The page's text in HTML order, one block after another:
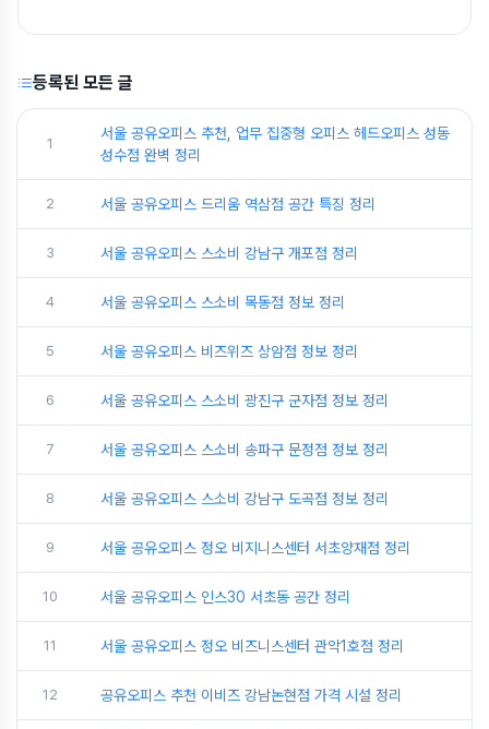
등록된 모든 글
1
서울 공유오피스 추천, 업무 집중형 오피스 헤드오피스 성동
성수점 완벽 정리
2 서울 공유오피스 드리움 역삼점 공간 특징 정리
3 서울 공유오피스 스소비 강남구 개포점 정리
4 서울 공유오피스 스소비 목동점 정보 정리
5 서울 공유오피스 비즈위즈 상암점 정보 정리
6 서울 공유오피스 스소비 광진구 군자점 정보 정리
7 서울 공유오피스 스소비 송파구 문정점 정보 정리
8 서울 공유오피스 스소비 강남구 도곡점 정보 정리
9 서울 공유오피스 정오 비지니스센터 서초양재점 정리
10 서울 공유오피스 인스30 서초동 공간 정리
11 서울 공유오피스 정오 비즈니스센터 관악1호점 정리
12 공유오피스 추천 이비즈 강남논현점 가격 시설 정리